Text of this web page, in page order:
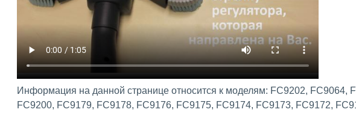
Информация на данной странице относится к моделям: FC9202,
FC9200, FC9179, FC9178, FC9176, FC9175, FC9174, FC9173, FC9172,